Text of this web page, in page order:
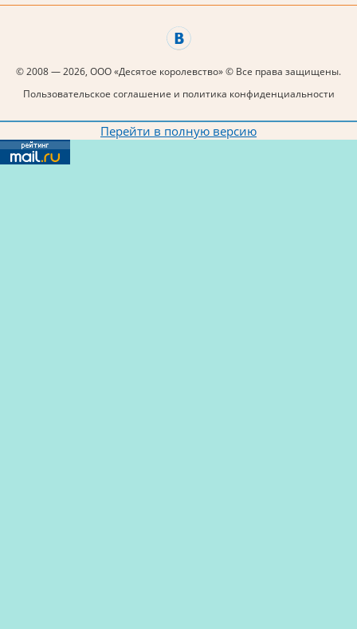
© 2008 — 2026, ООО «Десятое королевство» © Все права защищены.
Пользовательское соглашение и политика конфиденциальности
Перейти в полную версию